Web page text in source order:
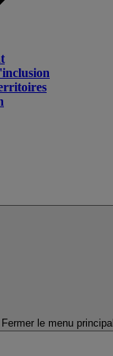
Fermer le menu principal